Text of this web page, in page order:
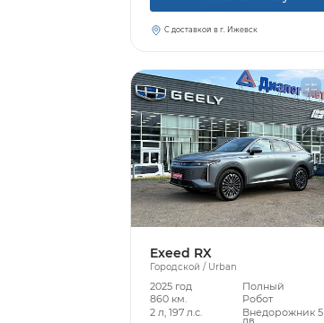
С доставкой в г. Ижевск
Exeed RX
Городской / Urban
2025 год
Полный
860 км.
Робот
2 л, 197 л.с.
Внедорожник 5
дв.